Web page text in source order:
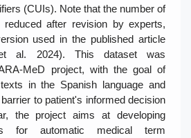
(CUIs). Note that the number of
after revision by experts,
used in the published article
et al. 2024). This dataset was
MeD project, with the goal of
in the Spanish language and
to patient's informed decision
the project aims at developing
for automatic medical term